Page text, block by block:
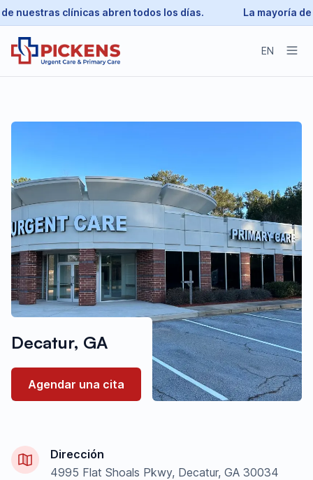
nuestras clínicas abren todos los días. La mayoría
EN
Decatur, GA
Agendar una cita
Dirección
4995 Flat Shoals Pkwy, Decatur, GA 30034